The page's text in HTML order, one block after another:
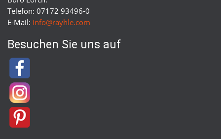
Telefon: 07172 93496-0
E-Mail: info@rayhle.com
Besuchen Sie uns auf